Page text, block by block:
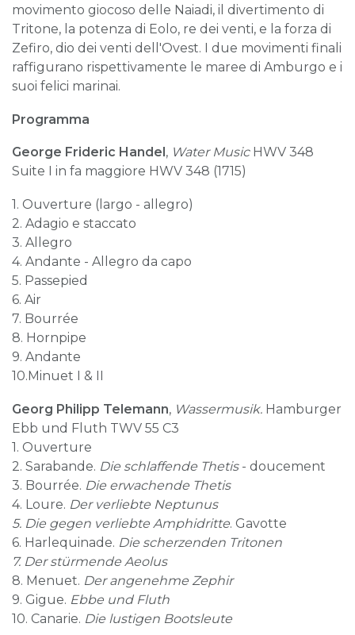
movimento giocoso delle Naiadi, il divertimento di
Tritone, la potenza di Eolo, re dei venti, e la forza di
Zefiro, dio dei venti dell'Ovest. I due movimenti finali
raffigurano rispettivamente le maree di Amburgo e i
suoi felici marinai.
Programma
George Frideric Handel , Water MusicHWV 348
Suite I in fa maggiore HWV 348 (1715)
1. Ouverture (largo - allegro)
2. Adagio e staccato
3. Allegro
4. Andante - Allegro da capo
5. Passepied
6. Air
7. Bourrée
8. Hornpipe
9. Andante
10.Minuet I & II
Georg Philipp Telemann, Wassermusik. Hamburger
Ebb und Fluth TWV 55 C3
1. Ouverture
2. Sarabande. Die schlaffende Thetis- doucement
3. Bourrée. Die erwachende Thetis
4. Loure. Der verliebte Neptunus
5. Die gegen verliebte Amphidritte. Gavotte
6. Harlequinade. Die scherzenden Tritonen
7. Der stürmende Aeolus
8. Menuet. Der angenehme Zephir
9. Gigue. Ebbe und Fluth
10. Canarie. Die lustigen Bootsleute